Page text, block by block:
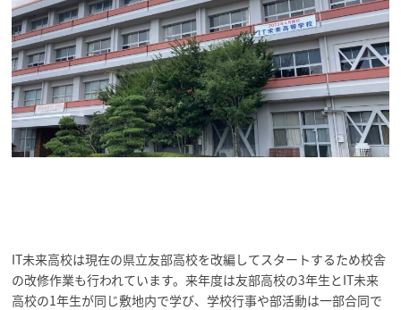
IT未来高校は現在の県立友部高校を改編してスタートするため校舎
の改修作業も行われています。来年度は友部高校の3年生とIT未来
高校の1年生が同じ敷地内で学び、学校行事や部活動は一部合同で